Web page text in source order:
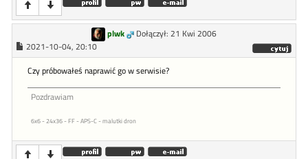
plwk
Dołączył: 21 Kwi 2006
2021-10-04, 20:10
Czy próbowałeś naprawić go w serwisie?
Pozdrawiam
6x6 - 24x36 - FF - APS-C - malutki dron